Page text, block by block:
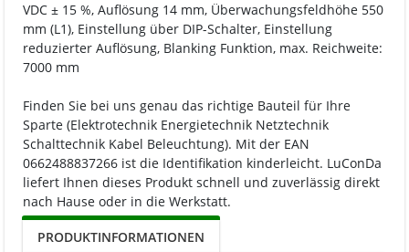
VDC ± 15 %, Auflösung 14 mm, Überwachungsfeldhöhe 550
mm (L1), Einstellung über DIP-Schalter, Einstellung
reduzierter Auflösung, Blanking Funktion, max. Reichweite:
7000 mm
Finden Sie bei uns genau das richtige Bauteil für Ihre
Sparte (Elektrotechnik Energietechnik Netztechnik
Schalttechnik Kabel Beleuchtung). Mit der EAN
0662488837266 ist die Identifikation kinderleicht. LuConDa
liefert Ihnen dieses Produkt schnell und zuverlässig direkt
nach Hause oder in die Werkstatt.
PRODUKTINFORMATIONEN